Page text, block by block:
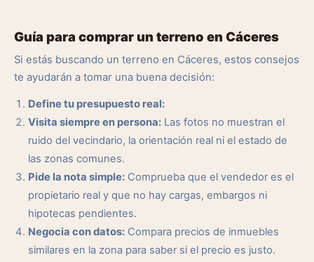
Guía para comprar un terreno en Cáceres
Si estás buscando un terreno en Cáceres, estos consejos
te ayudarán a tomar una buena decisión:
Define tu presupuesto real:
Visita siempre en persona: Las fotos no muestran el
ruido del vecindario, la orientación real ni el estado de
las zonas comunes.
Pide la nota simple: Comprueba que el vendedor es el
propietario real y que no hay cargas, embargos ni
hipotecas pendientes.
Negocia con datos: Compara precios de inmuebles
similares en la zona para saber si el precio es justo.